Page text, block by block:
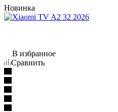
Новинка
В избранное
Сравнить